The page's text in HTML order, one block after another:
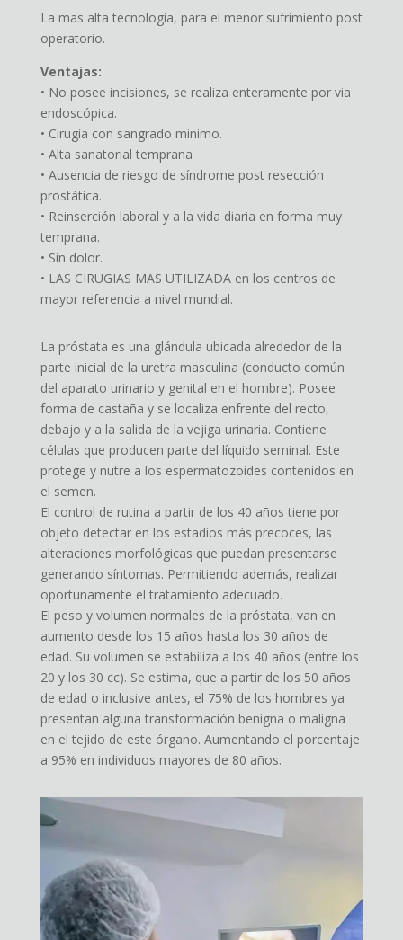
La mas alta tecnología, para el menor sufrimiento post
operatorio.
Ventajas:
• No posee incisiones, se realiza enteramente por via
endoscópica.
• Cirugía con sangrado minimo.
• Alta sanatorial temprana
• Ausencia de riesgo de síndrome post resección
prostática.
• Reinserción laboral y a la vida diaria en forma muy
temprana.
• Sin dolor.
• LAS CIRUGIAS MAS UTILIZADA en los centros de
mayor referencia a nivel mundial.
La próstata es una glándula ubicada alrededor de la
parte inicial de la uretra masculina (conducto común
del aparato urinario y genital en el hombre). Posee
forma de castaña y se localiza enfrente del recto,
debajo y a la salida de la vejiga urinaria. Contiene
células que producen parte del líquido seminal. Este
protege y nutre a los espermatozoides contenidos en
el semen.
El control de rutina a partir de los 40 años tiene por
objeto detectar en los estadios más precoces, las
alteraciones morfológicas que puedan presentarse
generando síntomas. Permitiendo además, realizar
oportunamente el tratamiento adecuado.
El peso y volumen normales de la próstata, van en
aumento desde los 15 años hasta los 30 años de
edad. Su volumen se estabiliza a los 40 años (entre los
20 y los 30 cc). Se estima, que a partir de los 50 años
de edad o inclusive antes, el 75% de los hombres ya
presentan alguna transformación benigna o maligna
en el tejido de este órgano. Aumentando el porcentaje
a 95% en individuos mayores de 80 años.